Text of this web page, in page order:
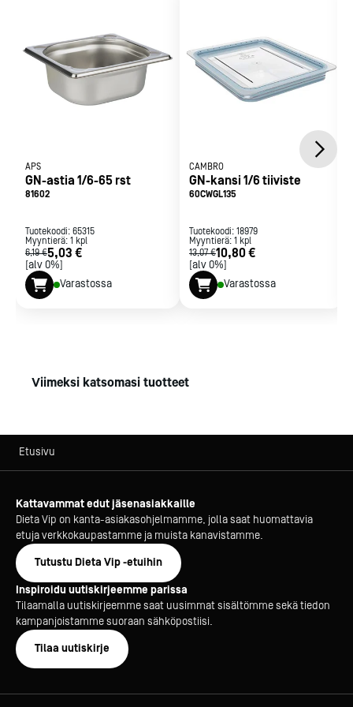
APS
GN-astia 1/6-65 rst
81602
Tuotekoodi: 65315
Myyntierä: 1 kpl
6,19 €5,03 €
[alv 0%]
Varastossa
CAMBRO
GN-kansi 1/6 tiiviste
60CWGL135
Tuotekoodi: 18979
Myyntierä: 1 kpl
13,07 €10,80 €
[alv 0%]
Varastossa
Viimeksi katsomasi tuotteet
Etusivu
Kattavammat edut jäsenasiakkaille
Dieta Vip on kanta-asiakasohjelmamme, jolla saat huomattavia
etuja verkkokaupastamme ja muista kanavistamme.
Tutustu Dieta Vip -etuihin
Inspiroidu uutiskirjeemme parissa
Tilaamalla uutiskirjeemme saat uusimmat sisältömme sekä tiedon
kampanjoistamme suoraan sähköpostiisi.
Tilaa uutiskirje